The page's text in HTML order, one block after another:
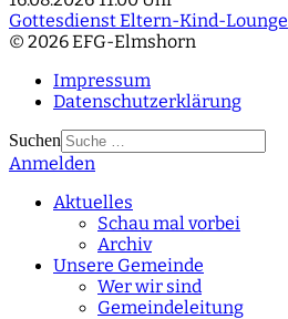
Gottesdienst Eltern-Kind-Lounge
© 2026 EFG-Elmshorn
Impressum
Datenschutzerklärung
Suchen
Type 2 or more
Anmelden
Aktuelles
Schau mal vorbei
Archiv
Unsere Gemeinde
Wer wir sind
Gemeindeleitung